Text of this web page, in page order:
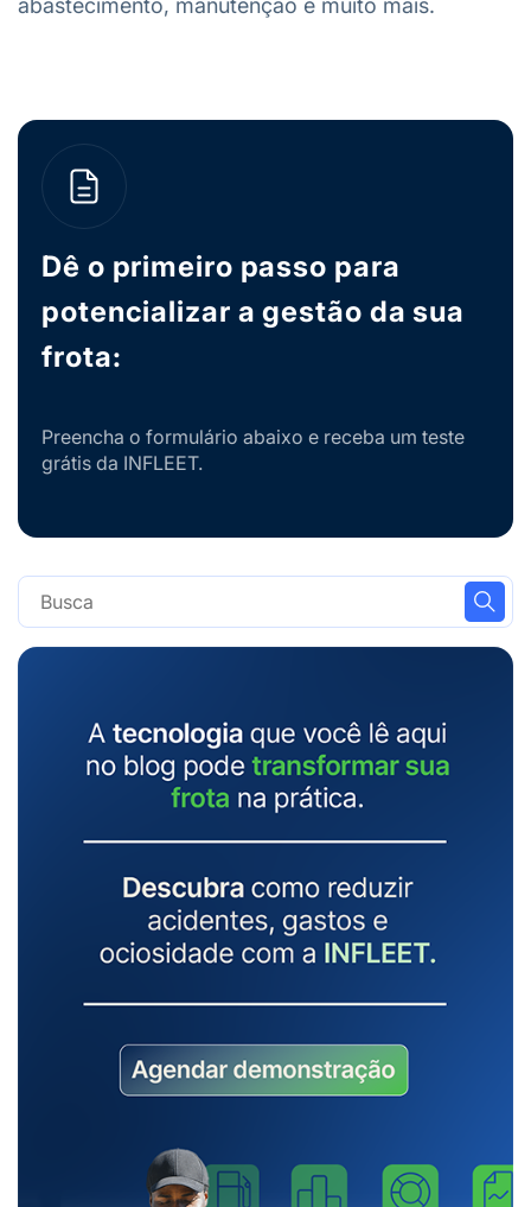
abastecimento, manutenção e muito mais.
Dê o primeiro passo para
potencializar a gestão da sua
frota:
Preencha o formulário abaixo e receba um teste
grátis da INFLEET.